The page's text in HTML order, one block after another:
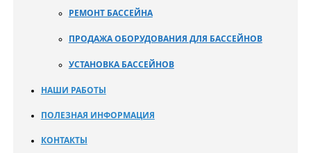
РЕМОНТ БАССЕЙНА
ПРОДАЖА ОБОРУДОВАНИЯ ДЛЯ БАССЕЙНОВ
УСТАНОВКА БАССЕЙНОВ
НАШИ РАБОТЫ
ПОЛЕЗНАЯ ИНФОРМАЦИЯ
КОНТАКТЫ